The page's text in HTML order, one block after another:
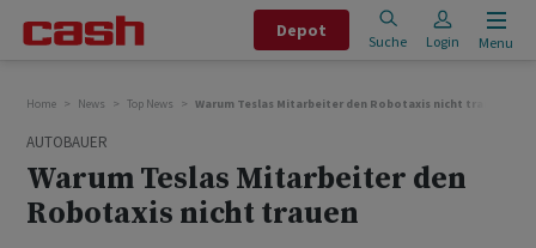
Depot
Suche Login Menu
Home News Top News Warum Teslas Mitarbeiter den Robotaxis nicht trauen
AUTOBAUER
Warum Teslas Mitarbeiter den
Robotaxis nicht trauen